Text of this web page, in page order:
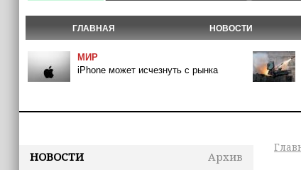
ГЛАВНАЯ НОВОСТИ
МИР
iPhone может исчезнуть с рынка
НОВОСТИ
Архив